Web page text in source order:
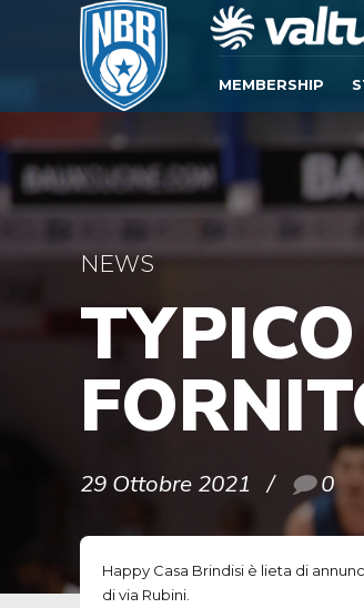
MEMBERSHIP
NEWS
29 Ottobre 2021 0
Happy Casa Brindisi è lieta di
di via Rubini.